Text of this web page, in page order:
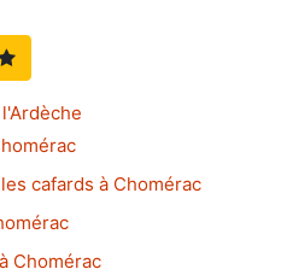
cafards à Chomérac
Chomérac